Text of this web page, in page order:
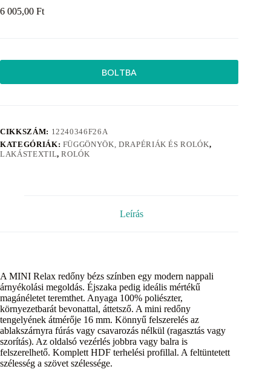
6 005,00 Ft
BOLTBA
CIKKSZÁM: 12240346F26A
KATEGÓRIÁK: FÜGGÖNYÖK, DRAPÉRIÁK ÉS ROLÓK,
LAKÁSTEXTIL,ROLÓK
Leírás
A MINI Relax redőny bézs színben egy modern nappali
árnyékolási megoldás. Éjszaka pedig ideális mértékű
magánéletet teremthet. Anyaga 100% poliészter,
környezetbarát bevonattal, áttetsző. A mini redőny
tengelyének átmérője 16 mm. Könnyű felszerelés az
ablakszárnyra fúrás vagy csavarozás nélkül (ragasztás vagy
szorítás). Az oldalsó vezérlés jobbra vagy balra is
felszerelhető. Komplett HDF terhelési profillal. A feltüntetett
szélesség a szövet szélessége.